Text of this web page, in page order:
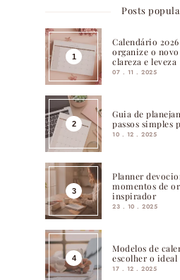
Posts
Calendário
organize o
clareza e leveza
07 . 11 . 2025
Guia de
passos simples
10 . 12 . 2025
Planner
momentos de
inspirador
23 . 10 . 2025
Modelos de
escolher o ideal
17 . 12 . 2025